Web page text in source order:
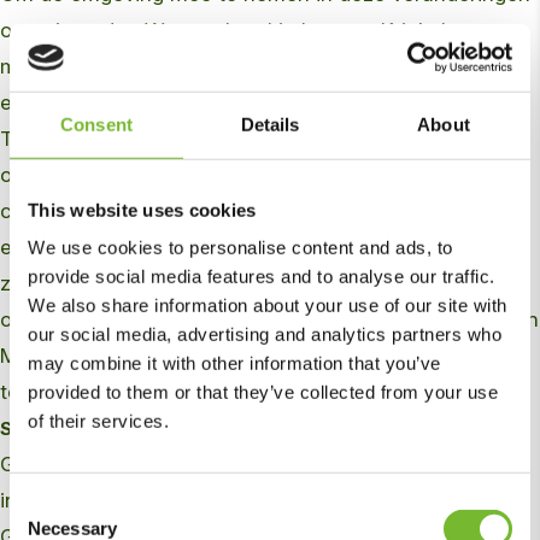
Consent Details About
This website uses cookies
We use cookies to personalise content and ads, to
provide social media features and to analyse our traffic.
We also share information about your use of our site with
our social media, advertising and analytics partners who
may combine it with other information that you’ve
provided to them or that they’ve collected from your use
of their services.
Consent
Selection
Necessary
organiseerden Waterschap Limburg en Krinkels samen
met de gemeenten Valkenburg aan de Geul, Meerssen
en Gulpen-Wittem op 30 juni de Dag van het Water.
Tijdens deze dag kregen de aanwezigen uitleg over de
ontwikkelingen op het gebied van crisisbeheersing en
calamiteitenbestrijding. Zo konden bezoekers met
eigen ogen zien welke verschillende noodmiddelen er
zijn en waarvoor deze gebruikt worden. We hadden
onder andere mobiele pompen, Geodesign barriers, een
Mobile Dike, waterschotten en zandzakken
tentoongesteld.
Speciale innovaties
Geodesign barriers en de Mobile Dike zijn twee
innovaties op het gebied van calamiteitenbestrijding.